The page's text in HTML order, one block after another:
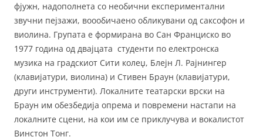
фјужн, надополнета со необични експериментални
звучни пејзажи, воообичаено обликувани од саксофон и
виолина. Групата е формирана во Сан Франциско во
1977 година од двајцата студенти по електронска
музика на градскиот Сити колеџ, Блејн Л. Рајнингер
(клавијатури, виолина) и Стивен Браун (клавијатури,
други инструменти). Локалните театарски врски на
Браун им обезбедија опрема и повремени настапи на
локалните сцени, на кои им се приклучува и вокалистот
Винстон Тонг.